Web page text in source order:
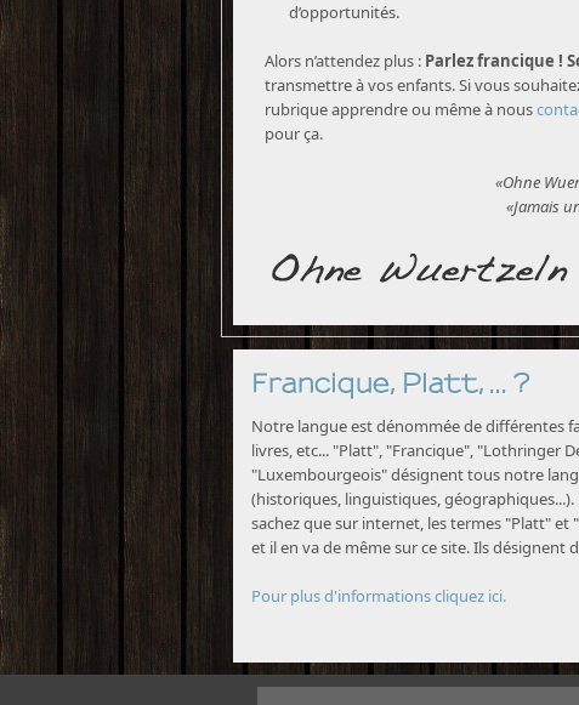
d’opportunités.
Alors n’attendez plus : Parlez francique !
transmettre à vos enfants. Si vous
rubrique apprendre ou même à nous
pour ça.
«Ohne
«Jamais
Francique, Platt, ... ?
Notre langue est dénommée de différentes
livres, etc... "Platt", "Francique", "Lothringer
"Luxembourgeois" désignent tous notre
(historiques, linguistiques,
sachez que sur internet, les termes "Platt" et
et il en va de même sur ce site. Ils désignent
Pour plus d'informations cliquez ici.